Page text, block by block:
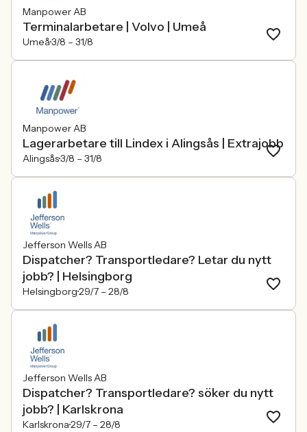
Manpower AB
Terminalarbetare | Volvo | Umeå
Umeå3/8 – 31/8
Manpower AB
Lagerarbetare till Lindex i Alingsås | Extrajobb
Alingsås3/8 – 31/8
Jefferson Wells AB
Dispatcher? Transportledare? Letar du nytt
jobb? | Helsingborg
Helsingborg29/7 – 28/8
Jefferson Wells AB
Dispatcher? Transportledare? söker du nytt
jobb? | Karlskrona
Karlskrona29/7 – 28/8